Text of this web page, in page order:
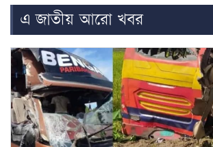
এ জাতীয় আরো খবর